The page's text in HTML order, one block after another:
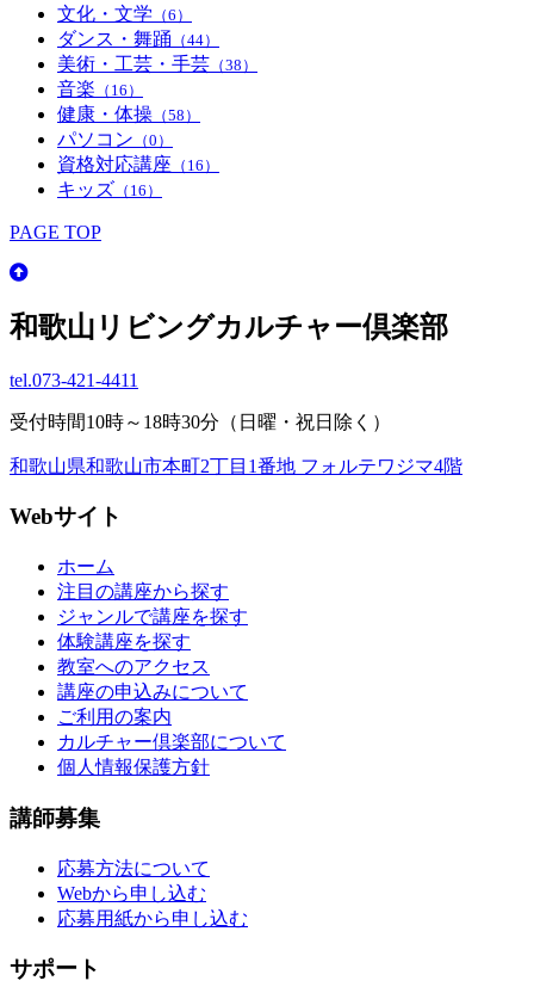
文化・文学 （6）
ダンス・舞踊 （44）
美術・工芸・手芸 （38）
音楽 （16）
健康・体操 （58）
パソコン （0）
資格対応講座 （16）
キッズ （16）
PAGE TOP
和歌山リビングカルチャー倶楽部
tel.073-421-4411
受付時間10時～18時30分（日曜・祝日除く）
和歌山県和歌山市本町2丁目1番地 フォルテワジマ4階
Webサイト
ホーム
注目の講座から探す
ジャンルで講座を探す
体験講座を探す
教室へのアクセス
講座の申込みについて
ご利用の案内
カルチャー倶楽部について
個人情報保護方針
講師募集
応募方法について
Webから申し込む
応募用紙から申し込む
サポート